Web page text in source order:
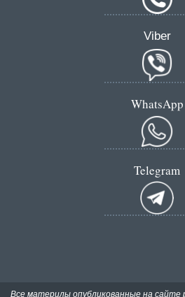
Viber
WhatsApp
Telegram
Все материлы опубликованные на сайте